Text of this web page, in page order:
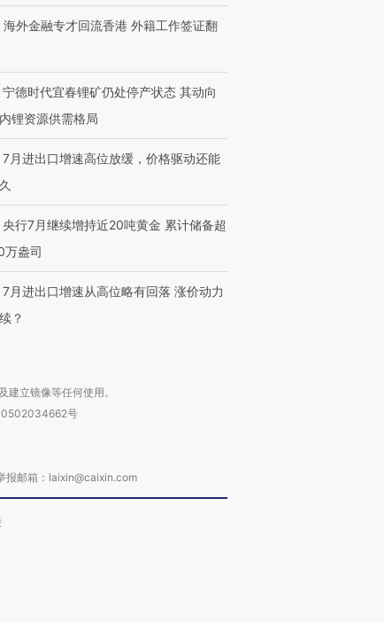
内含3种
度Z世代 用街头抗争将教
育部长拱下台
机”？难民潮撕裂西班牙
飞地休达
届链博
链”接产
【特别呈现】寻找100种
有意思的生活方式·第三对
CFO：不靠规模取胜，华
住三大增长引擎是什么？
海外金融专才回流香港 外籍工作签证翻
宁德时代宜春锂矿仍处停产状态 其动向
锂资源供需格局
7月进出口增速高位放缓，价格驱动还能
央行7月继续增持近20吨黄金 累计储备超
盎司
7月进出口增速从高位略有回落 涨价动力
？
立镜像等任何使用。
号
邮箱：laixin@caixin.com